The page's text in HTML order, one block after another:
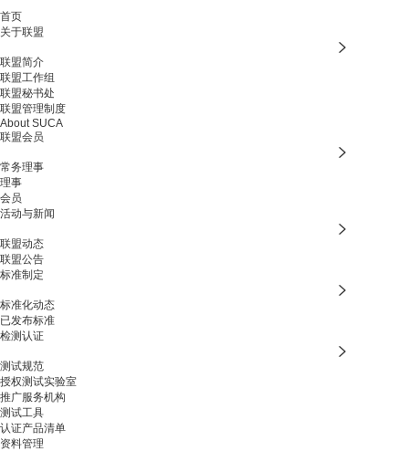
首页
关于联盟
联盟简介
联盟工作组
联盟秘书处
联盟管理制度
About SUCA
联盟会员
常务理事
理事
会员
活动与新闻
联盟动态
联盟公告
标准制定
标准化动态
已发布标准
检测认证
测试规范
授权测试实验室
推广服务机构
测试工具
认证产品清单
资料管理